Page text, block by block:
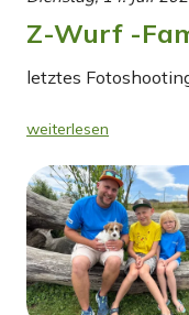
Z-Wurf -
letztes
weiterlesen